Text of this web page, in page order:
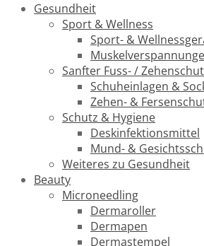
Gesundheit
Sport & Wellness
Sport- &
Sanfter Fuss- /
Schuheinlagen &
Zehen- &
Schutz & Hygiene
Deskinfektionsmittel
Mund- &
Weiteres zu Gesundheit
Beauty
Microneedling
Dermaroller
Dermapen
Dermastempel